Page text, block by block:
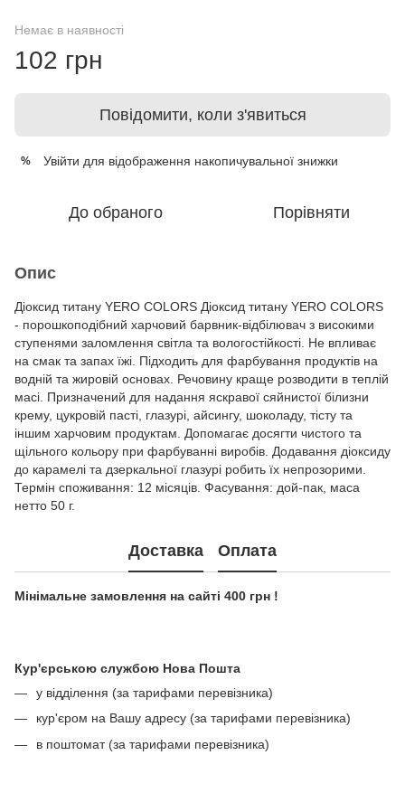
Немає в наявності
102 грн
Повідомити, коли з'явиться
% Увійти для відображення накопичувальної знижки
До обраного Порівняти
Опис
Діоксид титану YERO COLORS Діоксид титану YERO COLORS
- порошкоподібний харчовий барвник-відбілювач з високими
ступенями заломлення світла та вологостійкості. Не впливає
на смак та запах їжі. Підходить для фарбування продуктів на
водній та жировій основах. Речовину краще розводити в теплій
масі. Призначений для надання яскравої сяйнистої білизни
крему, цукровій пасті, глазурі, айсингу, шоколаду, тісту та
іншим харчовим продуктам. Допомагає досягти чистого та
щільного кольору при фарбуванні виробів. Додавання діоксиду
до карамелі та дзеркальної глазурі робить їх непрозорими.
Термін споживання: 12 місяців. Фасування: дой-пак, маса
нетто 50 г.
Доставка Оплата
Мінімальне замовлення на сайті 400 грн !
Кур'єрською службою Нова Пошта
у відділення (за тарифами перевізника)
кур'єром на Вашу адресу (за тарифами перевізника)
в поштомат (за тарифами перевізника)